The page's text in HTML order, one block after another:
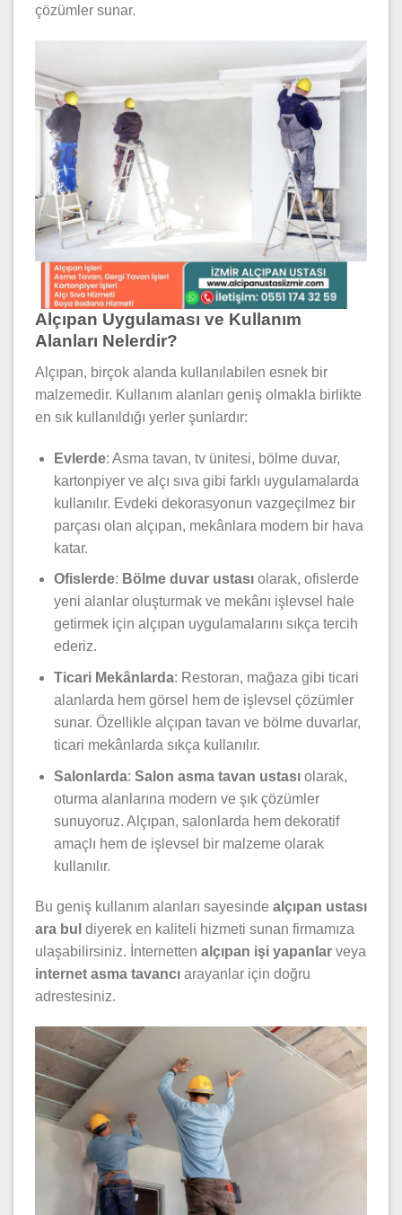
çözümler sunar.
Alçıpan Uygulaması ve Kullanım
Alanları Nelerdir?
Alçıpan, birçok alanda kullanılabilen esnek bir
malzemedir. Kullanım alanları geniş olmakla birlikte
en sık kullanıldığı yerler şunlardır:
Evlerde: Asma tavan, tv ünitesi, bölme duvar,
kartonpiyer ve alçı sıva gibi farklı uygulamalarda
kullanılır. Evdeki dekorasyonun vazgeçilmez bir
parçası olan alçıpan, mekânlara modern bir hava
katar.
Ofislerde: Bölme duvar ustasıolarak, ofislerde
yeni alanlar oluşturmak ve mekânı işlevsel hale
getirmek için alçıpan uygulamalarını sıkça tercih
ederiz.
Ticari Mekânlarda: Restoran, mağaza gibi ticari
alanlarda hem görsel hem de işlevsel çözümler
sunar. Özellikle alçıpan tavan ve bölme duvarlar,
ticari mekânlarda sıkça kullanılır.
Salonlarda: Salon asma tavan ustasıolarak,
oturma alanlarına modern ve şık çözümler
sunuyoruz. Alçıpan, salonlarda hem dekoratif
amaçlı hem de işlevsel bir malzeme olarak
kullanılır.
Bu geniş kullanım alanları sayesinde alçıpan ustası
ara bul diyerek en kaliteli hizmeti sunan firmamıza
ulaşabilirsiniz. İnternetten alçıpan işi yapanlar veya
internet asma tavancı arayanlar için doğru
adrestesiniz.